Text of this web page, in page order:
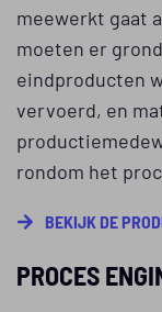
meewerkt gaat
moeten er
eindproducten
vervoerd, en
rondom het
BEKIJK DE
PROCES